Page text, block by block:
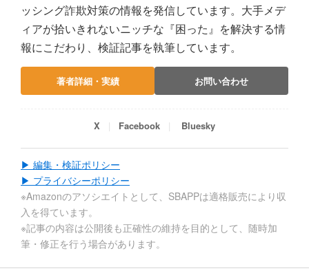
ッシング詐欺対策の情報を発信しています。大手メデ
ィアが拾いきれないニッチな『困った』を解決する情
報にこだわり、検証記事を執筆しています。
著者詳細・実績 お問い合わせ
X Facebook Bluesky
▶ 編集・検証ポリシー
▶ プライバシーポリシー
※Amazonのアソシエイトとして、SBAPPは適格販売により収
入を得ています。
※記事の内容は公開後も正確性の維持を目的として、随時加
筆・修正を行う場合があります。